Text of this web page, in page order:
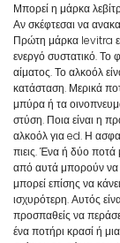
Μπορεί η μάρκα
Αν σκέφτεσαι να
Πρώτη μάρκα levitra
ενεργό συστατικό.
αίματος. Το αλκοόλ
κατάσταση. Μερικά
μπύρα ή τα
στύση. Ποια είναι η
αλκοόλ για ed. Η
πιεις. Ένα ή δύο ποτά
από αυτά μπορούν να
μπορεί επίσης να
ισχυρότερη. Αυτός
προσπαθείς να
ένα ποτήρι κρασί ή